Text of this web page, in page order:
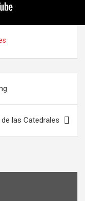
las Catedrales